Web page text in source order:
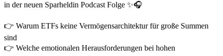
in der neuen Sparheldin Podcast Folge ✨🎧
👉 Warum ETFs keine Vermögensarchitektur für große Summen
sind
👉 Welche emotionalen Herausforderungen bei hohen